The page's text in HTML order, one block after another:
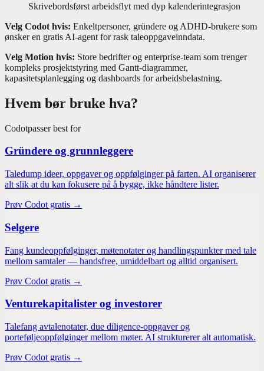
Skrivebordsførst arbeidsflyt med dyp kalenderintegrasjon
Velg Codot hvis: Enkeltpersoner, gründere og ADHD-brukere som
ønsker en gratis AI-agent for rask taleoppgaveinndata.
Velg Motion hvis: Store bedrifter og enterprise-team som trenger
kompleks prosjektstyring med Gantt-diagrammer,
kapasitetsplanlegging og dashboards for arbeidsbelastning.
Hvem bør bruke hva?
Codotpasser best for
Gründere og grunnleggere
Taledump ideer, oppgaver og oppfølginger på farten. AI organiserer
alt slik at du kan fokusere på å bygge, ikke håndtere lister.
Prøv Codot gratis →
Selgere
Fang kundeoppfølginger, møtenotater og handlingspunkter med tale
mellom samtaler — handsfree, umiddelbart og alltid organisert.
Prøv Codot gratis →
Venturekapitalister og investorer
Talefang avtalenotater, due diligence-oppgaver og
porteføljeoppfølginger mellom møter. AI strukturerer alt automatisk.
Prøv Codot gratis →